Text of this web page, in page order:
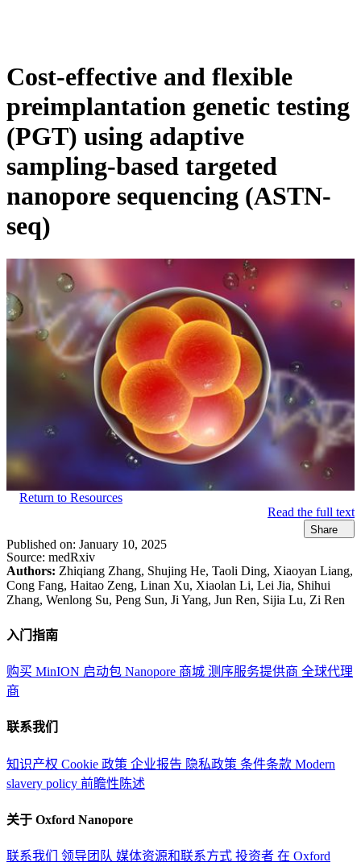
Cost-effective and flexible
preimplantation genetic testing
(PGT) using adaptive
sampling-based targeted
nanopore sequencing (ASTN-
seq)
Return to Resources
Read the full text
Share
Published on: January 10, 2025
Source: medRxiv
Authors: Zhiqiang Zhang, Shujing He, Taoli Ding, Xiaoyan Liang,
Cong Fang, Haitao Zeng, Linan Xu, Xiaolan Li, Lei Jia, Shihui
Zhang, Wenlong Su, Peng Sun, Ji Yang, Jun Ren, Sijia Lu, Zi Ren
入门指南
购买 MinION 启动包 Nanopore 商城 测序服务提供商 全球代理
商
联系我们
知识产权 Cookie 政策 企业报告 隐私政策 条件条款 Modern
slavery policy 前瞻性陈述
关于 Oxford Nanopore
联系我们 领导团队 媒体资源和联系方式 投资者 在 Oxford